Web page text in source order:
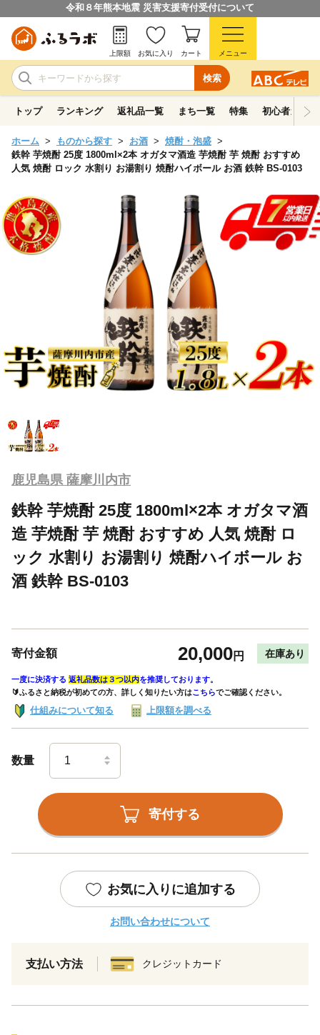
令和８年熊本地震 災害支援寄付受付について
検索
上限額 お気に入り カート メニュー
トップ ランキング 返礼品一覧 まち一覧 特集 初心者ガイド
ホーム ものから探す お酒
焼酎・泡盛
鉄幹 芋焼酎 25度 1800ml×2本 オガタマ酒造 芋焼酎 芋 焼酎 おすすめ
人気 焼酎 ロック 水割り お湯割り 焼酎ハイボール お酒 鉄幹 BS-0103
鹿児島県 薩摩川内市
鉄幹 芋焼酎 25度 1800ml×2本 オガタマ酒
造 芋焼酎 芋 焼酎 おすすめ 人気 焼酎 ロ
ック 水割り お湯割り 焼酎ハイボール お
酒 鉄幹 BS-0103
寄付金額 20,000円 在庫あり
一度に決済する 返礼品数は３つ以内を推奨しております。
🔰ふるさと納税が初めての方、詳しく知りたい方はこちらでご確認ください。
仕組みについて知る 上限額を調べる
数量
寄付する
お気に入りに追加する
お問い合わせについて
支払い方法 クレジットカード